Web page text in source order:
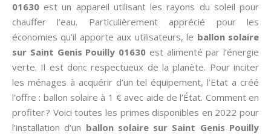
01630 est un appareil utilisant les rayons du soleil pour
chauffer l’eau. Particulièrement apprécié pour les
économies qu’il apporte aux utilisateurs, le ballon solaire
sur Saint Genis Pouilly 01630 est alimenté par l’énergie
verte. Il est donc respectueux de la planète. Pour inciter
les ménages à acquérir d’un tel équipement, l’Etat a créé
l’offre : ballon solaire à 1 € avec aide de l’État. Comment en
profiter ? Voici toutes les primes disponibles en 2022 pour
l’installation d’un ballon solaire sur Saint Genis Pouilly